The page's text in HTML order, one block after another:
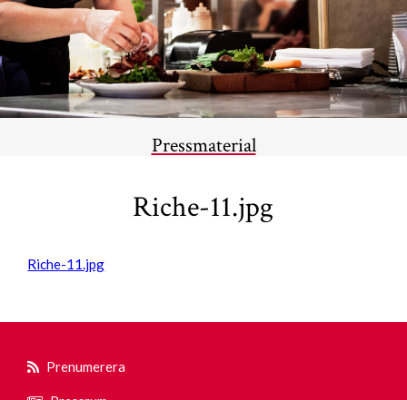
Pressmaterial
Riche-11.jpg
Riche-11.jpg
Prenumerera